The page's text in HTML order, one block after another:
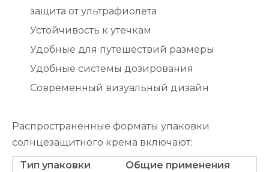
защита от ультрафиолета
Устойчивость к утечкам
Удобные для путешествий размеры
Удобные системы дозирования
Современный визуальный дизайн
Распространенные форматы упаковки
солнцезащитного крема включают:
Тип упаковки
Общие применения